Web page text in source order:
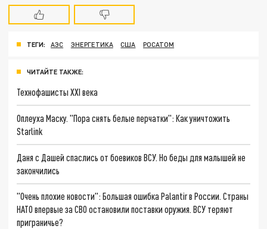
ТЕГИ: АЭС ЭНЕРГЕТИКА США РОСАТОМ
ЧИТАЙТЕ ТАКЖЕ:
Технофашисты XXI века
Оплеуха Маску. "Пора снять белые перчатки": Как уничтожить
Starlink
Даня с Дашей спаслись от боевиков ВСУ. Но беды для малышей не
закончились
"Очень плохие новости": Большая ошибка Palantir в России. Страны
НАТО впервые за СВО остановили поставки оружия. ВСУ теряют
приграничье?